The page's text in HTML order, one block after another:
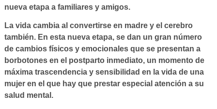
nueva etapa a familiares y amigos.
La vida cambia al convertirse en madre y el cerebro
también. En esta nueva etapa, se dan un gran número
de cambios físicos y emocionales que se presentan a
borbotones en el postparto inmediato, un momento de
máxima trascendencia y sensibilidad en la vida de una
mujer en el que hay que prestar especial atención a su
salud mental.